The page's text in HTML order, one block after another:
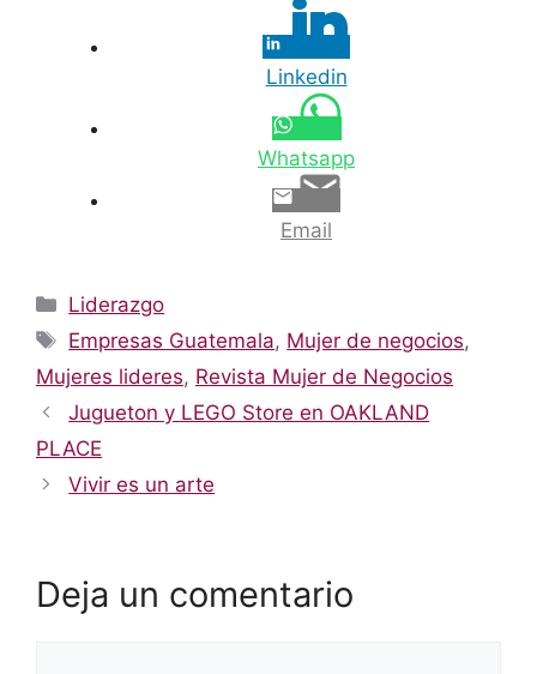
Linkedin
Whatsapp
Email
Categorías
Liderazgo
Etiquetas
Empresas Guatemala, Mujer de negocios,
Mujeres lideres, Revista Mujer de Negocios
Jugueton y LEGO Store en OAKLAND
PLACE
Vivir es un arte
Deja un comentario